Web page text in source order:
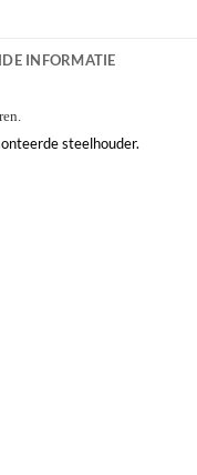
INFORMATIE
steelhouder.